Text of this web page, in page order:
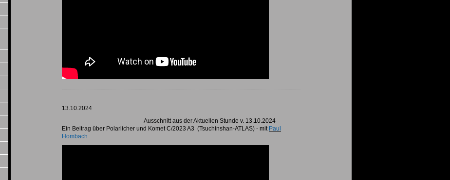
13.10.2024
Ausschnitt aus der Aktuellen Stunde v. 13.10.2024
Ein Beitrag über Polarlicher und Komet C/2023 A3 (Tsuchinshan-ATLAS) - mit Paul
Hombach